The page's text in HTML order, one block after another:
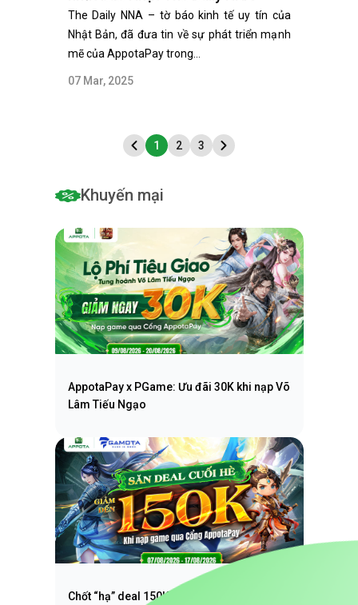
The Daily NNA – tờ báo kinh tế uy tín của
Nhật Bản, đã đưa tin về sự phát triển mạnh
mẽ của AppotaPay trong…
07 Mar, 2025
1 2 3
Khuyến mại
AppotaPay x PGame: Ưu đãi 30K khi nạp Võ
Lâm Tiếu Ngạo
Chốt “hạ” deal 150K cực đã cùng